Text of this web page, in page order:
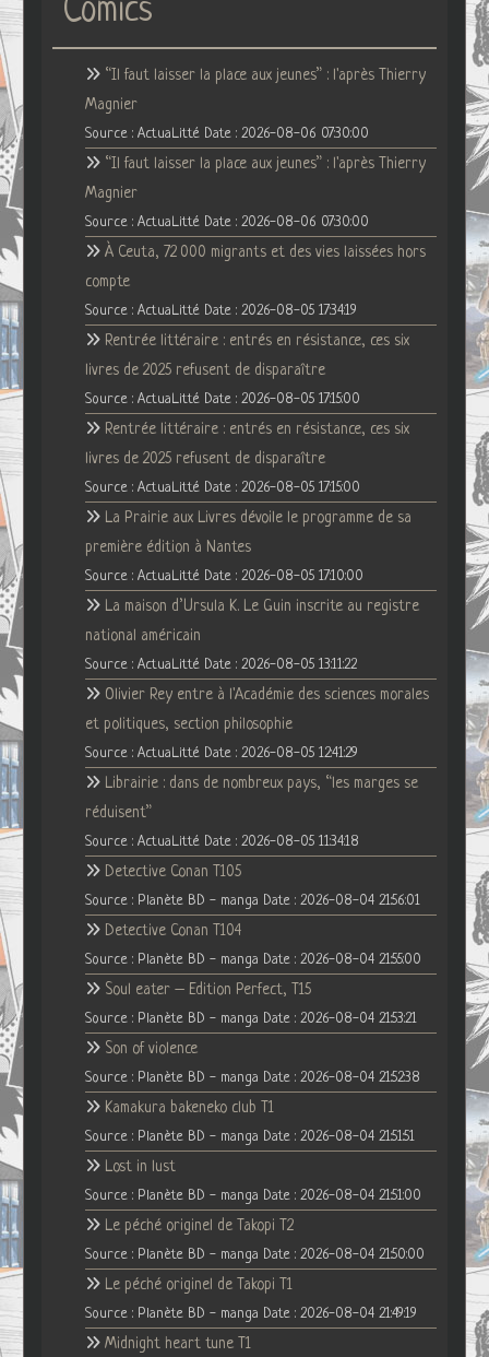
Comics
“Il faut laisser la place aux jeunes” : l'après Thierry
Magnier
Source : ActuaLitté Date : 2026-08-06 07:30:00
“Il faut laisser la place aux jeunes” : l'après Thierry
Magnier
Source : ActuaLitté Date : 2026-08-06 07:30:00
À Ceuta, 72 000 migrants et des vies laissées hors
compte
Source : ActuaLitté Date : 2026-08-05 17:34:19
Rentrée littéraire : entrés en résistance, ces six
livres de 2025 refusent de disparaître
Source : ActuaLitté Date : 2026-08-05 17:15:00
Rentrée littéraire : entrés en résistance, ces six
livres de 2025 refusent de disparaître
Source : ActuaLitté Date : 2026-08-05 17:15:00
La Prairie aux Livres dévoile le programme de sa
première édition à Nantes
Source : ActuaLitté Date : 2026-08-05 17:10:00
La maison d’Ursula K. Le Guin inscrite au registre
national américain
Source : ActuaLitté Date : 2026-08-05 13:11:22
Olivier Rey entre à l'Académie des sciences morales
et politiques, section philosophie
Source : ActuaLitté Date : 2026-08-05 12:41:29
Librairie : dans de nombreux pays, “les marges se
réduisent”
Source : ActuaLitté Date : 2026-08-05 11:34:18
Detective Conan T105
Source : Planète BD - manga Date : 2026-08-04 21:56:01
Detective Conan T104
Source : Planète BD - manga Date : 2026-08-04 21:55:00
Soul eater – Edition Perfect, T15
Source : Planète BD - manga Date : 2026-08-04 21:53:21
Son of violence
Source : Planète BD - manga Date : 2026-08-04 21:52:38
Kamakura bakeneko club T1
Source : Planète BD - manga Date : 2026-08-04 21:51:51
Lost in lust
Source : Planète BD - manga Date : 2026-08-04 21:51:00
Le péché originel de Takopi T2
Source : Planète BD - manga Date : 2026-08-04 21:50:00
Le péché originel de Takopi T1
Source : Planète BD - manga Date : 2026-08-04 21:49:19
Midnight heart tune T1